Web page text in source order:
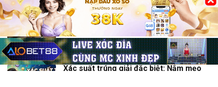
Các game offline hay cho pc cau hinh
trung binh nên thử ngay
22/06/2026
Xác suất trúng giải đặc biệt: Nắm mẹo